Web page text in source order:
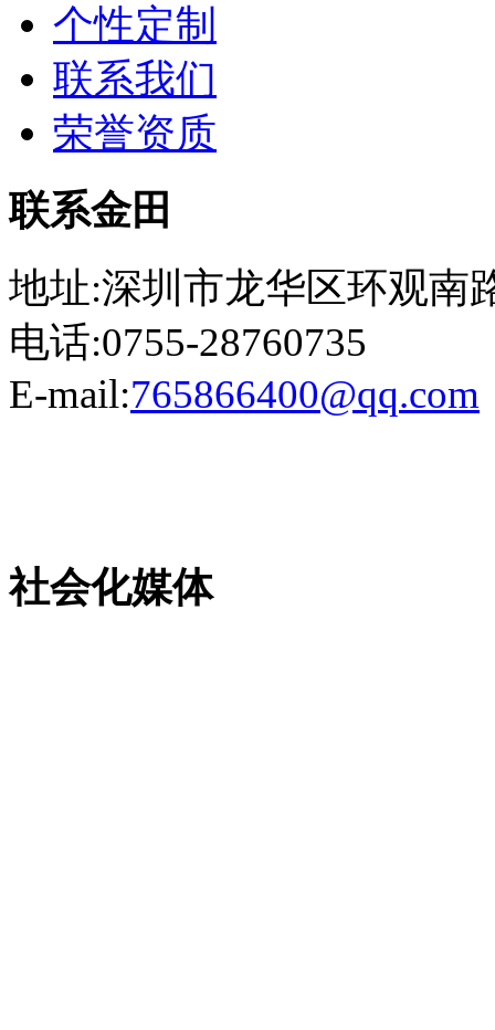
个性定制
联系我们
荣誉资质
联系金田
地址:深圳市龙华区环观南
电话:0755-28760735
E-mail:765866400@qq.com
社会化媒体